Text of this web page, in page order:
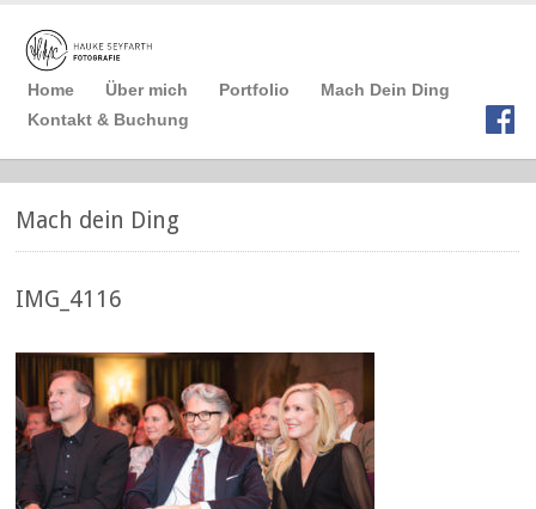
Home Über mich Portfolio
Mach Dein Ding
Kontakt & Buchung
Mach dein Ding
IMG_4116